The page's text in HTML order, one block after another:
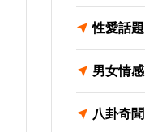
性愛話題
男女情感
八卦奇聞